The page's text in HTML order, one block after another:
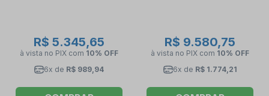
R$ 5.345,65
à vista no PIX com 10% OFF
6x de R$ 989,94
R$ 9.580,75
à vista no PIX com 10% OFF
6x de R$ 1.774,21